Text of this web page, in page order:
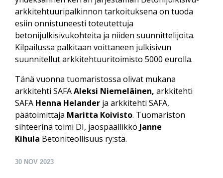
arkkitehtuuripalkinnon tarkoituksena on tuoda
esiin onnistuneesti toteutettuja
betonijulkisivukohteita ja niiden suunnittelijoita.
Kilpailussa palkitaan voittaneen julkisivun
suunnitellut arkkitehtuuritoimisto 5000 eurolla.
Tänä vuonna tuomaristossa olivat mukana
arkkitehti SAFAAleksi Niemeläinen, arkkitehti
SAFA Henna Helander ja arkkitehti SAFA,
päätoimittaja Maritta Koivisto. Tuomariston
sihteerinä toimi DI, jaospäällikkö Janne
Kihula Betoniteollisuus ry:stä.
30 NOV 2023